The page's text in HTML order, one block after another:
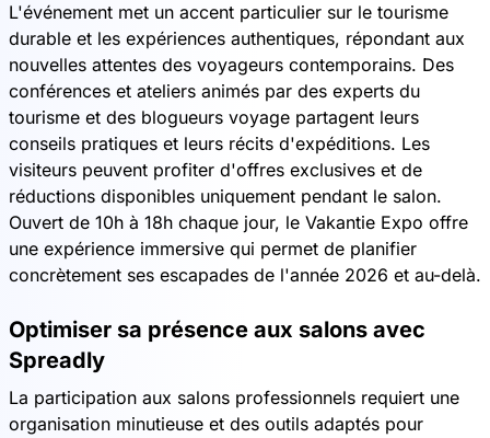
L'événement met un accent particulier sur le tourisme
durable et les expériences authentiques, répondant aux
nouvelles attentes des voyageurs contemporains. Des
conférences et ateliers animés par des experts du
tourisme et des blogueurs voyage partagent leurs
conseils pratiques et leurs récits d'expéditions. Les
visiteurs peuvent profiter d'offres exclusives et de
réductions disponibles uniquement pendant le salon.
Ouvert de 10h à 18h chaque jour, le Vakantie Expo offre
une expérience immersive qui permet de planifier
concrètement ses escapades de l'année 2026 et au-delà.
Optimiser sa présence aux salons avec
Spreadly
La participation aux salons professionnels requiert une
organisation minutieuse et des outils adaptés pour